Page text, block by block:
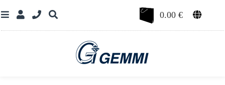
0.00€